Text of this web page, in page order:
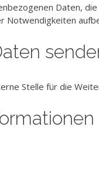
Daten,
Stelle für die